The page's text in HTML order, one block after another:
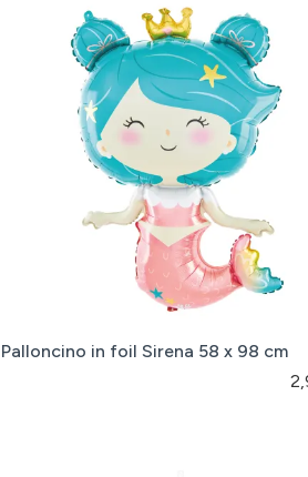
Palloncino in foil Sirena 58 x 98 cm